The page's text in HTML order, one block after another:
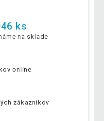
ks
na sklade
online
zákazníkov